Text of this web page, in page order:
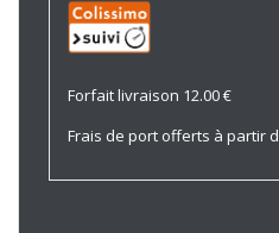
Forfait livraison 12.00 €
Frais de port offerts à partir